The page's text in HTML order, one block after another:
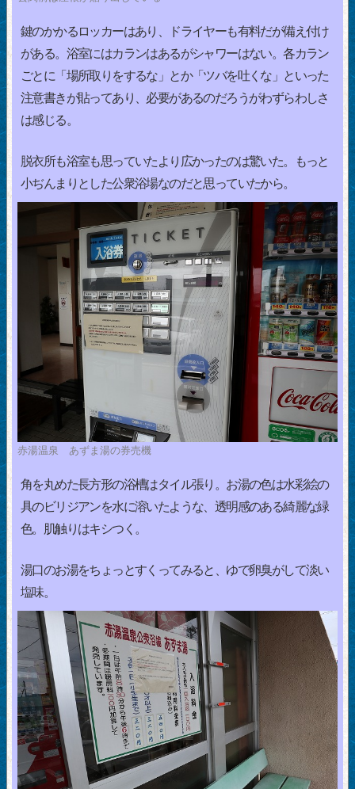
鍵のかかるロッカーはあり、ドライヤーも有料だが備え付け
がある。浴室にはカランはあるがシャワーはない。各カラン
ごとに「場所取りをするな」とか「ツバを吐くな」といった
注意書きが貼ってあり、必要があるのだろうがわずらわしさ
は感じる。
脱衣所も浴室も思っていたより広かったのは驚いた。もっと
小ぢんまりとした公衆浴場なのだと思っていたから。
赤湯温泉 あずま湯の券売機
角を丸めた長方形の浴槽はタイル張り。お湯の色は水彩絵の
具のビリジアンを水に溶いたような、透明感のある綺麗な緑
色。肌触りはキシつく。
湯口のお湯をちょっとすくってみると、ゆで卵臭がして淡い
塩味。